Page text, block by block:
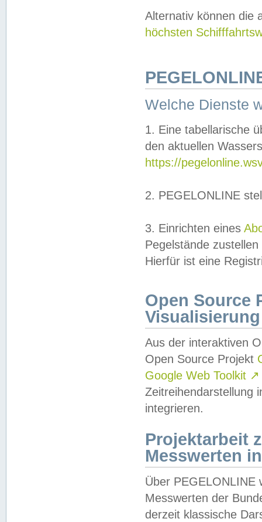
Alternativ können die
höchsten
Welche Dienste
1. Eine tabellarische
den aktuellen
https://
2. PEGELONLINE
3. Einrichten eines
Pegelstände
Hierfür ist eine
Open Source
Visualisierung
Aus der interaktiven
Open Source Projekt
Google Web Toolkit ↗
Zeitreihendarstellung
integrieren.
Projektarbeit
Messwerten
Über PEGELONLINE
Messwerten der
derzeit klassische